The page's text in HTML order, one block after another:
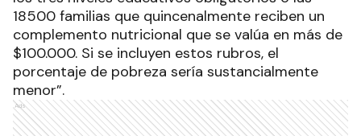
18500 familias que quincenalmente reciben un
complemento nutricional que se valúa en más de
$100.000. Si se incluyen estos rubros, el
porcentaje de pobreza sería sustancialmente
menor”.
Ads